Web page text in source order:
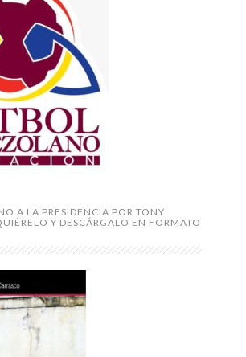
A LA PRESIDENCIA POR TONY
Y DESCÁRGALO EN FORMATO